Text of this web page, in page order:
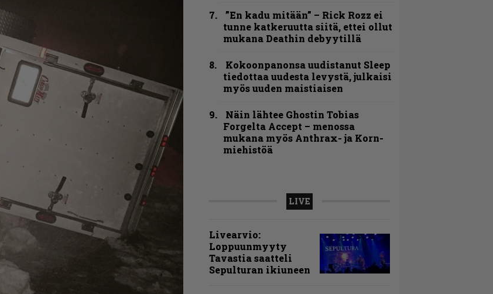
”En kadu mitään” – Rick Rozz ei
tunne katkeruutta siitä, ettei ollut
mukana Deathin debyytillä
Kokoonpanonsa uudistanut Sleep
tiedottaa uudesta levystä, julkaisi
myös uuden maistiaisen
Näin lähtee Ghostin Tobias
Forgelta Accept – menossa
mukana myös Anthrax- ja Korn-
miehistöä
LIVE
Livearvio:
Loppuunmyyty
Tavastia saatteli
Sepulturan ikiuneen